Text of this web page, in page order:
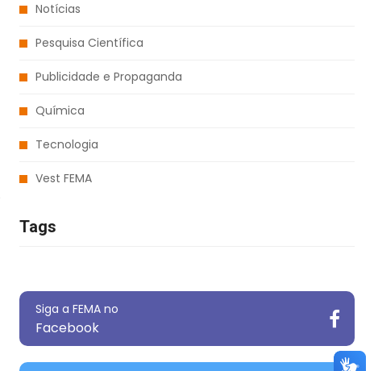
Notícias
Pesquisa Científica
Publicidade e Propaganda
Química
Tecnologia
Vest FEMA
Tags
Siga a FEMA no
Facebook